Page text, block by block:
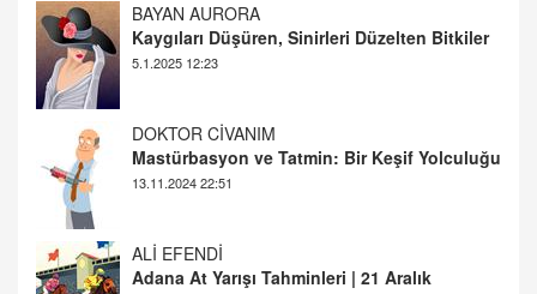
DOKTOR CİVANIM
Mastürbasyon ve Tatmin: Bir Keşif Yolculuğu
13.11.2024 22:51
ALİ EFENDİ
Adana At Yarışı Tahminleri | 21 Aralık
Cumartesi
TUTKUNUN PERİSİ
Sağlıklı Bir Cinsel Yaşam ile İlgili Bilinmesi